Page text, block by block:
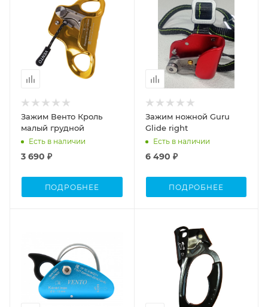
Зажим Венто Кроль
малый грудной
Есть в наличии
3 690 ₽
ПОДРОБНЕЕ
Зажим ножной Guru
Glide right
Есть в наличии
6 490 ₽
ПОДРОБНЕЕ